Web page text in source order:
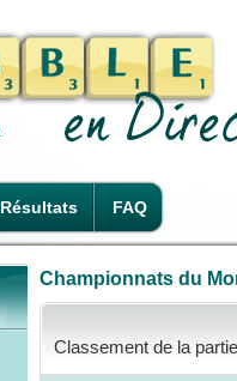
Résultats FAQ
Championnats du
Classement de la